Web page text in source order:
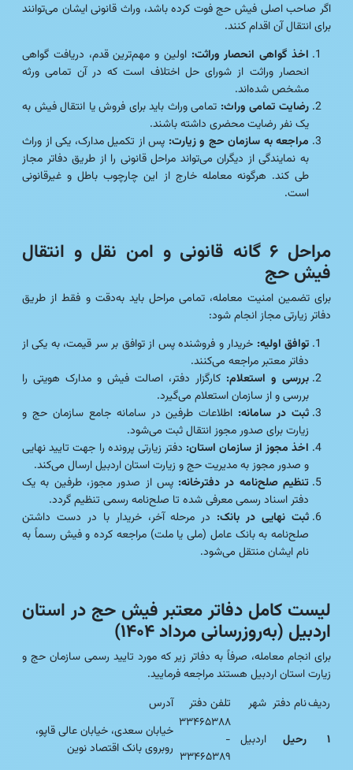
اگر صاحب اصلی فیش حج فوت کرده باشد، وراث قانونی ایشان می‌توانند
برای انتقال آن اقدام کنند.
اخذ گواهی انحصار وراثت: اولین و مهم‌ترین قدم، دریافت گواهی
انحصار وراثت از شورای حل اختلاف است که در آن تمامی ورثه
مشخص شده‌اند.
رضایت تمامی وراث: تمامی وراث باید برای فروش یا انتقال فیش به
یک نفر رضایت محضری داشته باشند.
مراجعه به سازمان حج و زیارت: پس از تکمیل مدارک، یکی از وراث
به نمایندگی از دیگران می‌تواند مراحل قانونی را از طریق دفاتر مجاز
طی کند. هرگونه معامله خارج از این چارچوب باطل و غیرقانونی
است.
مراحل ۶ گانه قانونی و امن نقل و انتقال
فیش حج
برای تضمین امنیت معامله، تمامی مراحل باید به‌دقت و فقط از طریق
دفاتر زیارتی مجاز انجام شود:
توافق اولیه: خریدار و فروشنده پس از توافق بر سر قیمت، به یکی از
دفاتر معتبر مراجعه می‌کنند.
بررسی و استعلام: کارگزار دفتر، اصالت فیش و مدارک هویتی را
بررسی و از سازمان استعلام می‌گیرد.
ثبت در سامانه: اطلاعات طرفین در سامانه جامع سازمان حج و
زیارت برای صدور مجوز انتقال ثبت می‌شود.
اخذ مجوز از سازمان استان: دفتر زیارتی پرونده را جهت تایید نهایی
و صدور مجوز به مدیریت حج و زیارت استان اردبیل ارسال می‌کند.
تنظیم صلح‌نامه در دفترخانه: پس از صدور مجوز، طرفین به یک
دفتر اسناد رسمی معرفی شده تا صلح‌نامه رسمی تنظیم گردد.
ثبت نهایی در بانک: در مرحله آخر، خریدار با در دست داشتن
صلح‌نامه به بانک عامل (ملی یا ملت) مراجعه کرده و فیش رسماً به
نام ایشان منتقل می‌شود.
لیست کامل دفاتر معتبر فیش حج در استان
اردبیل (به‌روزرسانی مرداد ۱۴۰۴)
برای انجام معامله، صرفاً به دفاتر زیر که مورد تایید رسمی سازمان حج و
زیارت استان اردبیل هستند مراجعه فرمایید.
ردیفنام دفتر شهر تلفن دفتر آدرس
۱ رحیل اردبیل
۳۳۴۶۵۳۸۸
-
۳۳۴۶۵۳۸۹
خیابان سعدی، خیابان عالی قاپو،
روبروی بانک اقتصاد نوین